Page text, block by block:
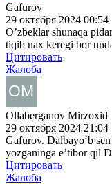
Gafurov
29 октября 2024 00:54
O’zbeklar shunaqa
tiqib nax keregi bor
Цитировать
Жалоба
Ollaberganov Mirzoxid
29 октября 2024 21:04
Gafurov. Dalbayoʻb
yozganinga eʼtibor qil
Цитировать
Жалоба